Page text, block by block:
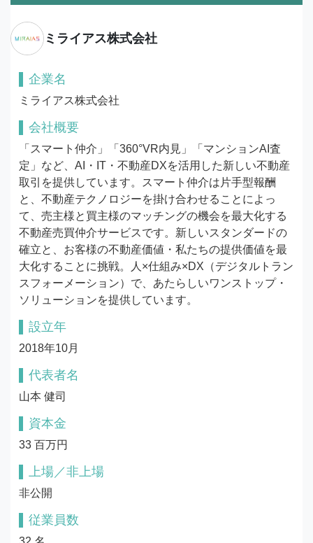
ミライアス株式会社
企業名
ミライアス株式会社
会社概要
「スマート仲介」「360°VR内見」「マンションAI査
定」など、AI・IT・不動産DXを活用した新しい不動産
取引を提供しています。スマート仲介は片手型報酬
と、不動産テクノロジーを掛け合わせることによっ
て、売主様と買主様のマッチングの機会を最大化する
不動産売買仲介サービスです。新しいスタンダードの
確立と、お客様の不動産価値・私たちの提供価値を最
大化することに挑戦。人×仕組み×DX（デジタルトラン
スフォーメーション）で、あたらしいワンストップ・
ソリューションを提供しています。
設立年
2018年10月
代表者名
山本 健司
資本金
33 百万円
上場／非上場
非公開
従業員数